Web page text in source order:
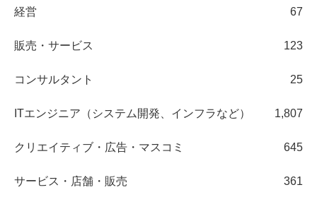
経営 67
販売・サービス 123
コンサルタント 25
ITエンジニア（システム開発、インフラなど） 1,807
クリエイティブ・広告・マスコミ 645
サービス・店舗・販売 361